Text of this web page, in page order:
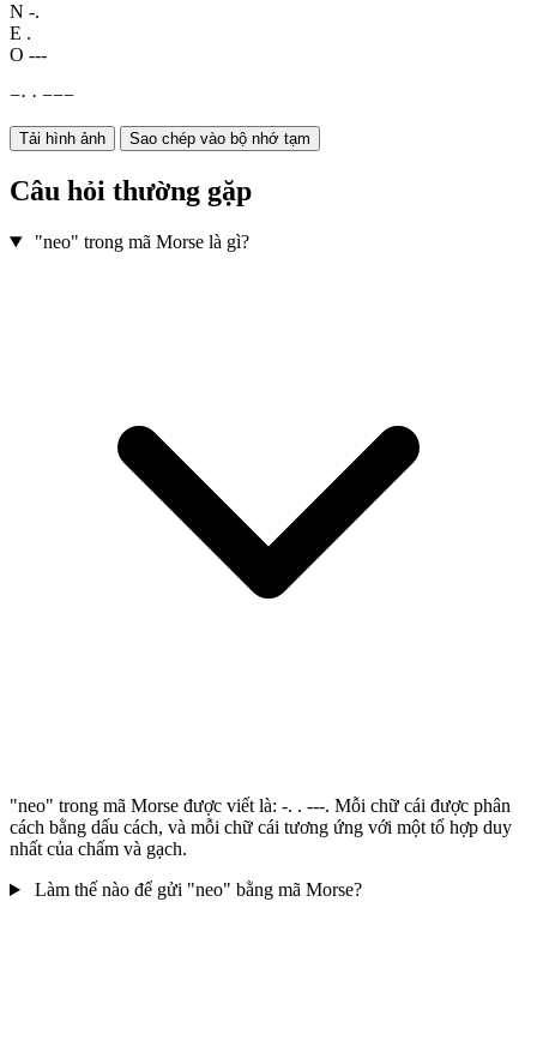
N -.
E .
O ---
−· · −−−
Tải hình ảnh Sao chép vào bộ nhớ tạm
Câu hỏi thường gặp
"neo" trong mã Morse là gì?
"neo" trong mã Morse được viết là: -. . ---. Mỗi chữ cái được phân
cách bằng dấu cách, và mỗi chữ cái tương ứng với một tổ hợp duy
nhất của chấm và gạch.
Làm thế nào để gửi "neo" bằng mã Morse?